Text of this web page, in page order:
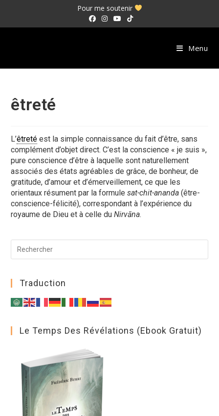
Pour me soutenir
Menu
êtreté
L’êtreté est la simple connaissance du fait d’être, sans
complément d’objet direct. C’est la conscience « je suis »,
pure conscience d’être à laquelle sont naturellement
associés des états agréables de grâce, de bonheur, de
gratitude, d’amour et d’émerveillement, ce que les
orientaux résument par la formulesat-chit-ananda(être-
conscience-félicité), correspondant à l’expérience du
royaume de Dieu et à celle duNirvāna.
Traduction
Le Temps Des Révélations (ebook Gratuit)